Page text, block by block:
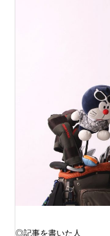
◎記事を書いた人